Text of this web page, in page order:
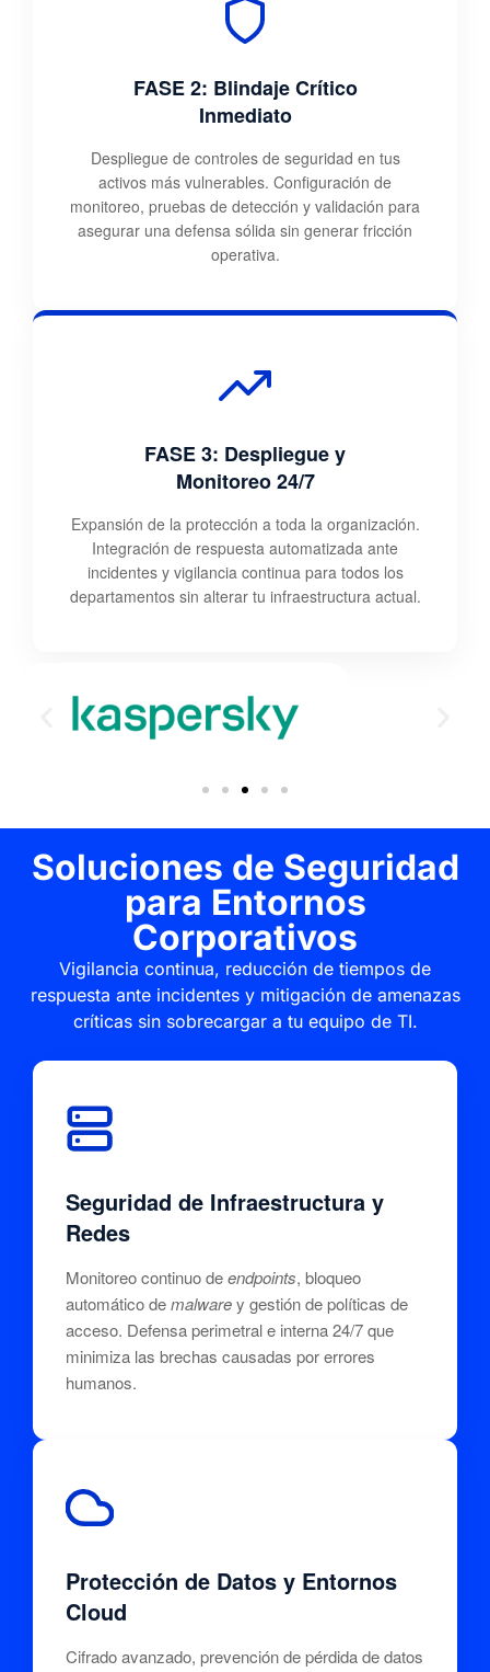
FASE 2: Blindaje Crítico
Inmediato
Despliegue de controles de seguridad en tus
activos más vulnerables. Configuración de
monitoreo, pruebas de detección y validación para
asegurar una defensa sólida sin generar fricción
operativa.
FASE 3: Despliegue y
Monitoreo 24/7
Expansión de la protección a toda la organización.
Integración de respuesta automatizada ante
incidentes y vigilancia continua para todos los
departamentos sin alterar tu infraestructura actual.
Soluciones de Seguridad
para Entornos
Corporativos
Vigilancia continua, reducción de tiempos de
respuesta ante incidentes y mitigación de amenazas
críticas sin sobrecargar a tu equipo de TI.
Seguridad de Infraestructura y
Redes
Monitoreo continuo deendpoints, bloqueo
automático demalwarey gestión de políticas de
acceso. Defensa perimetral e interna 24/7 que
minimiza las brechas causadas por errores
humanos.
Protección de Datos y Entornos
Cloud
Cifrado avanzado, prevención de pérdida de datos